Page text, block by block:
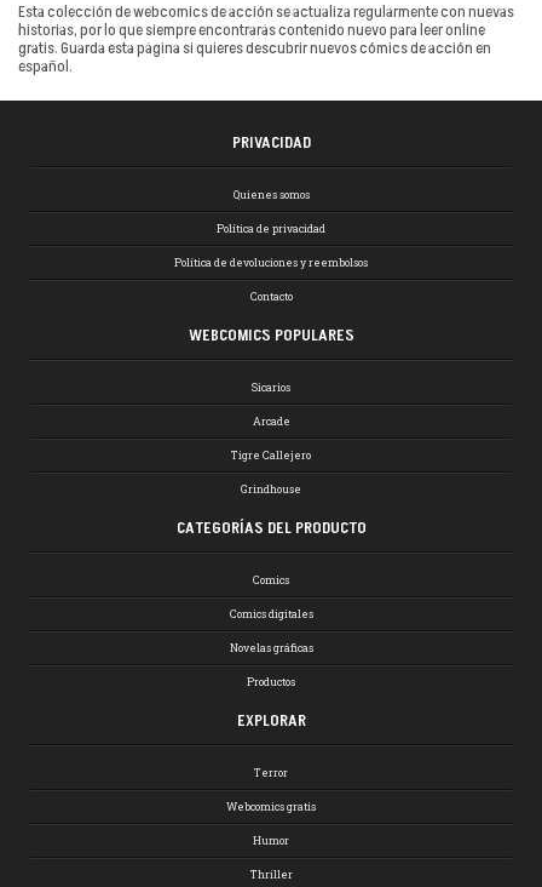
Esta colección de webcomics de acción se actualiza regularmente con nuevas
historias, por lo que siempre encontrarás contenido nuevo para leer online
gratis. Guarda esta página si quieres descubrir nuevos cómics de acción en
español.
PRIVACIDAD
Quienes somos
Política de privacidad
Política de devoluciones y reembolsos
Contacto
WEBCOMICS POPULARES
Sicarios
Arcade
Tigre Callejero
Grindhouse
CATEGORÍAS DEL PRODUCTO
Comics
Comics digitales
Novelas gráficas
Productos
EXPLORAR
Terror
Webcomics gratis
Humor
Thriller